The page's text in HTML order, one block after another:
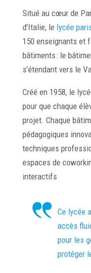
Situé au cœur de
d’Italie, le lycée
150 enseignants et
bâtiments : le
s’étendant vers le
Créé en 1958, le
pour que chaque
projet. Chaque
pédagogiques
techniques
espaces de
interactifs
Ce lycée
accès
pour les
protéger